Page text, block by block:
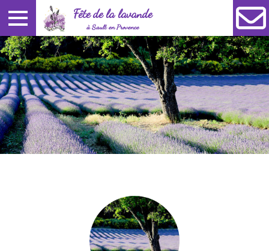
Fête de la lavande
à Sault en Provence